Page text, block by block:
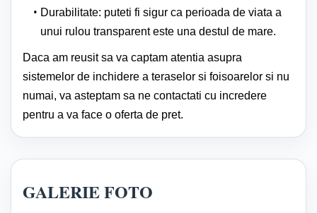
Durabilitate: puteti fi sigur ca perioada de viata a
unui rulou transparent este una destul de mare.
Daca am reusit sa va captam atentia asupra
sistemelor de inchidere a teraselor si foisoarelor si nu
numai, va asteptam sa ne contactati cu incredere
pentru a va face o oferta de pret.
GALERIE FOTO